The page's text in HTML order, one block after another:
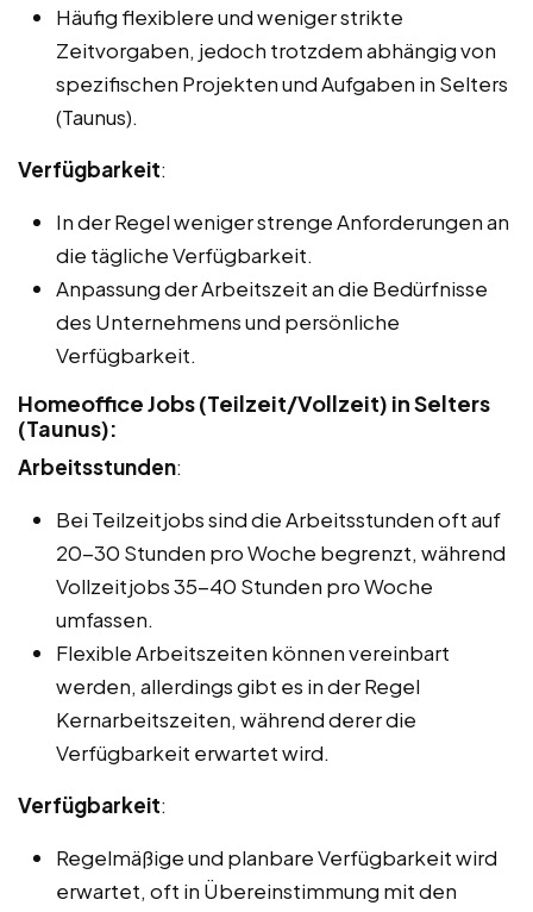
Häufig flexiblere und weniger strikte
Zeitvorgaben, jedoch trotzdem abhängig von
spezifischen Projekten und Aufgaben in Selters
(Taunus).
Verfügbarkeit:
In der Regel weniger strenge Anforderungen an
die tägliche Verfügbarkeit.
Anpassung der Arbeitszeit an die Bedürfnisse
des Unternehmens und persönliche
Verfügbarkeit.
Homeoffice Jobs (Teilzeit/Vollzeit) in Selters
(Taunus):
Arbeitsstunden:
Bei Teilzeitjobs sind die Arbeitsstunden oft auf
20-30 Stunden pro Woche begrenzt, während
Vollzeitjobs 35-40 Stunden pro Woche
umfassen.
Flexible Arbeitszeiten können vereinbart
werden, allerdings gibt es in der Regel
Kernarbeitszeiten, während derer die
Verfügbarkeit erwartet wird.
Verfügbarkeit:
Regelmäßige und planbare Verfügbarkeit wird
erwartet, oft in Übereinstimmung mit den